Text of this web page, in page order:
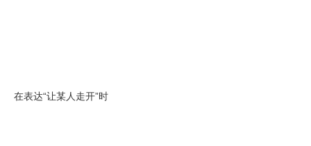
在表达“让某人走开”时